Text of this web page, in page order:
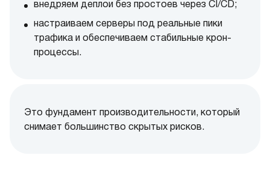
внедряем деплои без простоев через CI/CD;
настраиваем серверы под реальные пики
трафика и обеспечиваем стабильные крон-
процессы.
Это фундамент производительности, который
снимает большинство скрытых рисков.